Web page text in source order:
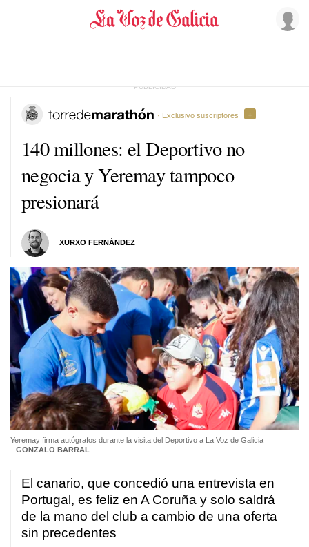
140 millones: el Deportivo no
negocia y Yeremay tampoco
presionará
XURXO FERNÁNDEZ
· Exclusivo suscriptores
Yeremay firma autógrafos durante la visita del Deportivo a La Voz de Galicia
GONZALO BARRAL
El canario, que concedió una entrevista en
Portugal, es feliz en A Coruña y solo saldrá
de la mano del club a cambio de una oferta
sin precedentes